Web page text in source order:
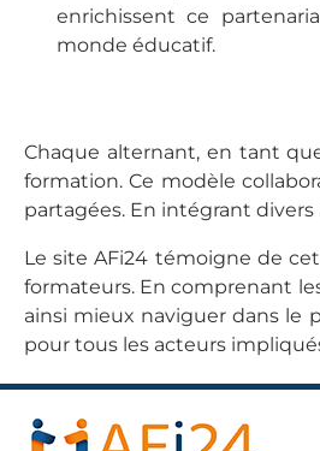
enrichissent ce
monde éducatif.
Chaque alternant, en tant
formation. Ce modèle
partagées. En intégrant
Le site AFi24 témoigne de
formateurs. En comprenant
ainsi mieux naviguer dans le
pour tous les acteurs